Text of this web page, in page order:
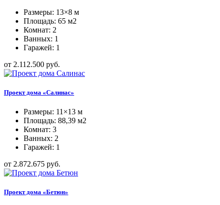
Размеры: 13×8 м
Площадь: 65 м2
Комнат: 2
Ванных: 1
Гаражей: 1
от 2.112.500 руб.
Проект дома «Салинас»
Размеры: 11×13 м
Площадь: 88,39 м2
Комнат: 3
Ванных: 2
Гаражей: 1
от 2.872.675 руб.
Проект дома «Бетюн»